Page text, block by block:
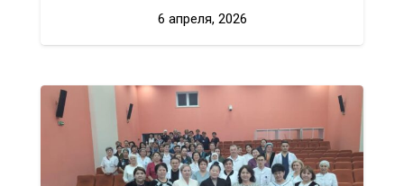
6 апреля, 2026